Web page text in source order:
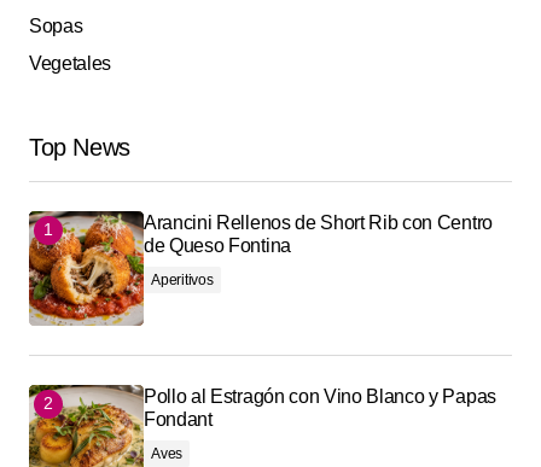
Sopas
Vegetales
Top News
Arancini Rellenos de Short Rib con Centro
de Queso Fontina
Aperitivos
Pollo al Estragón con Vino Blanco y Papas
Fondant
Aves